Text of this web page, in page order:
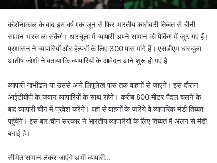
कोरोनाकाल के बाद इस वर्ष एक जून से फिर भारतीय कारोबारी तिब्बत से चीनी
सामान भारत ला सकेंगे। धारचूला में व्यापारी अपने सामान की पैकिंग में जुट गए हैं।
प्रशासन ने व्यापारियों और हेल्परों के लिए 300 पास मांगे हैं। एसडीएम धारचूला
आशीष जोशी ने बताया कि व्यापारियों के आवेदन आने शुरू हो गए हैं।
व्यापारी नाभीढांग या उससे आगे लिपुलेख पास तक वाहनों से जाएंगे। इस दौरान
आईटीबीपी के जवान व्यापारियों के साथ रहेंगे। करीब 800 मीटर पैदल चलने के
बाद व्यापारी चीन में प्रवेश करेंगे। वहां से वाहनों के जरिये वे व्यापारिक मंडी तिब्बत
पहुंचेंगे। इस बार चीन सरकार ने भारतीय व्यापारियों के लिए तिब्बत में अलग से मंडी
बनाई है।
सीमित सामान लेकर जाएंगे अभी व्यापारी…